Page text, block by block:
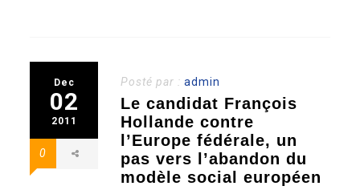
Dec
02
2011
0
Posté par :admin
Le candidat François
Hollande contre
l’Europe fédérale, un
pas vers l’abandon du
modèle social européen